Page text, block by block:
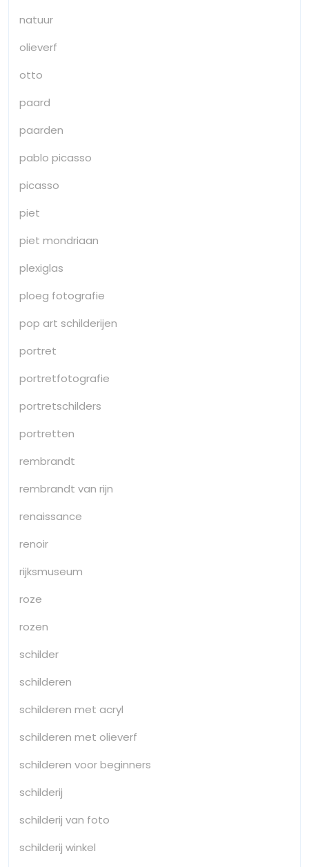
natuur
olieverf
otto
paard
paarden
pablo picasso
picasso
piet
piet mondriaan
plexiglas
ploeg fotografie
pop art schilderijen
portret
portretfotografie
portretschilders
portretten
rembrandt
rembrandt van rijn
renaissance
renoir
rijksmuseum
roze
rozen
schilder
schilderen
schilderen met acryl
schilderen met olieverf
schilderen voor beginners
schilderij
schilderij van foto
schilderij winkel